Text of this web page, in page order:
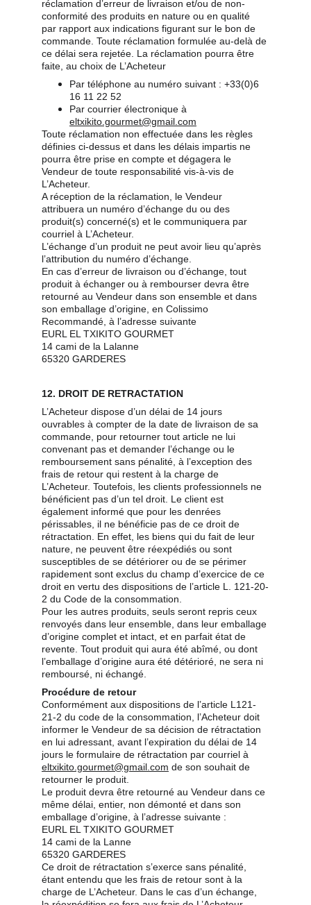
réclamation d’erreur de livraison et/ou de non-
conformité des produits en nature ou en qualité
par rapport aux indications figurant sur le bon de
commande. Toute réclamation formulée au-delà de
ce délai sera rejetée. La réclamation pourra être
faite, au choix de L’Acheteur
Par téléphone au numéro suivant : +33(0)6
16 11 22 52
Par courrier électronique à
eltxikito.gourmet@gmail.com
Toute réclamation non effectuée dans les règles
définies ci-dessus et dans les délais impartis ne
pourra être prise en compte et dégagera le
Vendeur de toute responsabilité vis-à-vis de
L’Acheteur.
A réception de la réclamation, le Vendeur
attribuera un numéro d’échange du ou des
produit(s) concerné(s) et le communiquera par
courriel à L’Acheteur.
L’échange d’un produit ne peut avoir lieu qu’après
l’attribution du numéro d’échange.
En cas d’erreur de livraison ou d’échange, tout
produit à échanger ou à rembourser devra être
retourné au Vendeur dans son ensemble et dans
son emballage d’origine, en Colissimo
Recommandé, à l’adresse suivante
EURL EL TXIKITO GOURMET
14 cami de la Lalanne
65320 GARDERES
12. DROIT DE RETRACTATION
L’Acheteur dispose d’un délai de 14 jours
ouvrables à compter de la date de livraison de sa
commande, pour retourner tout article ne lui
convenant pas et demander l’échange ou le
remboursement sans pénalité, à l’exception des
frais de retour qui restent à la charge de
L’Acheteur. Toutefois, les clients professionnels ne
bénéficient pas d’un tel droit. Le client est
également informé que pour les denrées
périssables, il ne bénéficie pas de ce droit de
rétractation. En effet, les biens qui du fait de leur
nature, ne peuvent être réexpédiés ou sont
susceptibles de se détériorer ou de se périmer
rapidement sont exclus du champ d’exercice de ce
droit en vertu des dispositions de l’article L. 121-20-
2 du Code de la consommation.
Pour les autres produits, seuls seront repris ceux
renvoyés dans leur ensemble, dans leur emballage
d’origine complet et intact, et en parfait état de
revente. Tout produit qui aura été abîmé, ou dont
l’emballage d’origine aura été détérioré, ne sera ni
remboursé, ni échangé.
Procédure de retour
Conformément aux dispositions de l’article L121-
21-2 du code de la consommation, l’Acheteur doit
informer le Vendeur de sa décision de rétractation
en lui adressant, avant l’expiration du délai de 14
jours le formulaire de rétractation par courriel à
eltxikito.gourmet@gmail.com de son souhait de
retourner le produit.
Le produit devra être retourné au Vendeur dans ce
même délai, entier, non démonté et dans son
emballage d’origine, à l’adresse suivante :
EURL EL TXIKITO GOURMET
14 cami de la Lanne
65320 GARDERES
Ce droit de rétractation s’exerce sans pénalité,
étant entendu que les frais de retour sont à la
charge de L’Acheteur. Dans le cas d’un échange,